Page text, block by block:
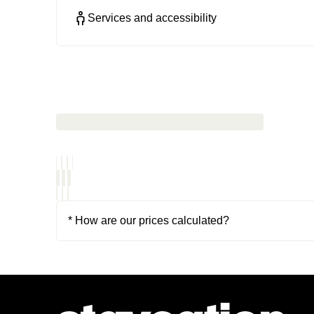
Services and accessibility
* How are our prices calculated?